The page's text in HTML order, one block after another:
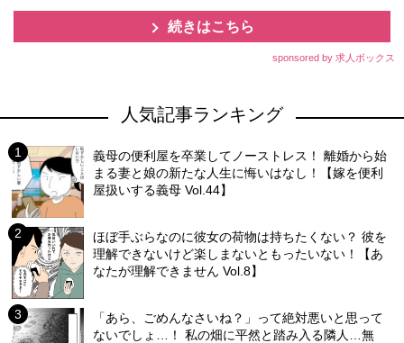
続きはこちら
sponsored by 求人ボックス
人気記事ランキング
義母の便利屋を卒業してノーストレス！ 離婚から始
まる妻と娘の新たな人生に悔いはなし！【嫁を便利
屋扱いする義母 Vol.44】
ほぼ手ぶらなのに彼女の荷物は持ちたくない？ 彼を
理解できないけど楽しまないともったいない！【あ
なたが理解できません Vol.8】
「あら、ごめんなさいね？」って絶対悪いと思って
ないでしょ…！ 私の畑に平然と踏み入る隣人…無